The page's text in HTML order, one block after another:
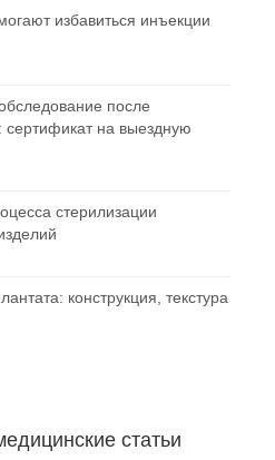
избавиться инъекции
после
сертификат на выездную
стерилизации
конструкция, текстура
статьи